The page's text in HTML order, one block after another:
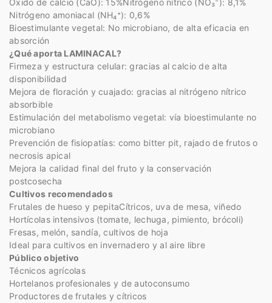
Óxido de calcio (CaO): 15%Nitrógeno nítrico (NO₃⁻): 8,1%
Nitrógeno amoniacal (NH₄⁺): 0,6%
Bioestimulante vegetal: No microbiano, de alta eficacia en
absorción
¿Qué aporta LAMINACAL?
Firmeza y estructura celular: gracias al calcio de alta
disponibilidad
Mejora de floración y cuajado: gracias al nitrógeno nítrico
absorbible
Estimulación del metabolismo vegetal: vía bioestimulante no
microbiano
Prevención de fisiopatías: como bitter pit, rajado de frutos o
necrosis apical
Mejora la calidad final del fruto y la conservación
postcosecha
Cultivos recomendados
Frutales de hueso y pepitaCítricos, uva de mesa, viñedo
Hortícolas intensivos (tomate, lechuga, pimiento, brócoli)
Fresas, melón, sandía, cultivos de hoja
Ideal para cultivos en invernadero y al aire libre
Público objetivo
Técnicos agrícolas
Hortelanos profesionales y de autoconsumo
Productores de frutales y cítricos